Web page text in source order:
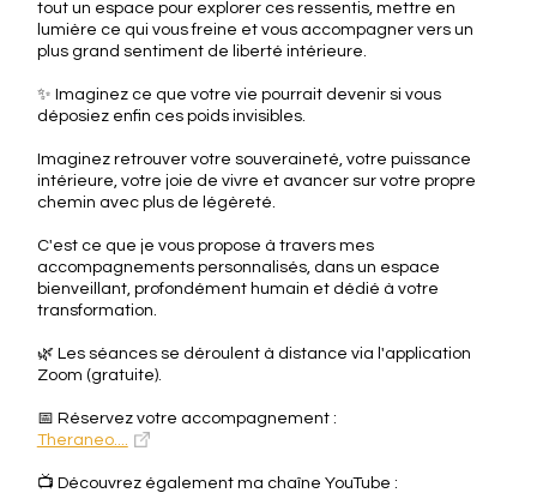
tout un espace pour explorer ces ressentis, mettre en
lumière ce qui vous freine et vous accompagner vers un
plus grand sentiment de liberté intérieure.
✨ Imaginez ce que votre vie pourrait devenir si vous
déposiez enfin ces poids invisibles.
Imaginez retrouver votre souveraineté, votre puissance
intérieure, votre joie de vivre et avancer sur votre propre
chemin avec plus de légèreté.
C'est ce que je vous propose à travers mes
accompagnements personnalisés, dans un espace
bienveillant, profondément humain et dédié à votre
transformation.
🌿 Les séances se déroulent à distance via l'application
Zoom (gratuite).
📅 Réservez votre accompagnement :
Theraneo....
📺 Découvrez également ma chaîne YouTube :